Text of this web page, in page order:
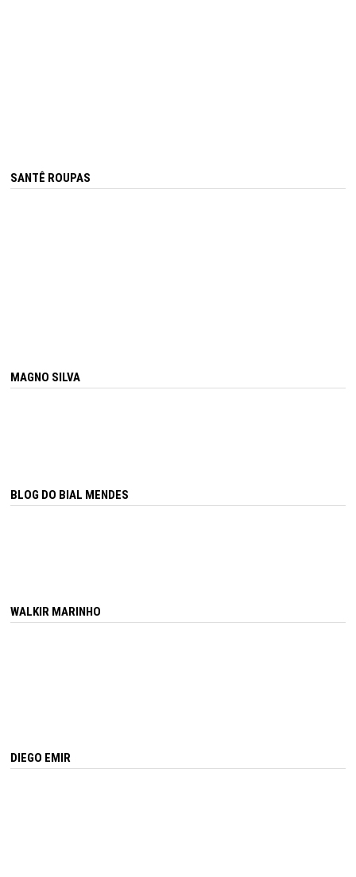
SANTÊ ROUPAS
MAGNO SILVA
BLOG DO BIAL MENDES
WALKIR MARINHO
DIEGO EMIR